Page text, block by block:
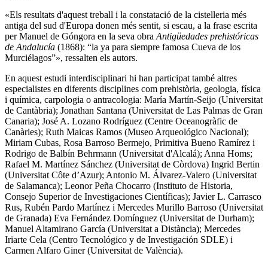
«Els resultats d'aquest treball i la constatació de la cistelleria més
antiga del sud d'Europa donen més sentit, si escau, a la frase escrita
per Manuel de Góngora en la seva obra Antigüedades prehistóricas
de Andalucía (1868): “la ya para siempre famosa Cueva de los
Murciélagos”», ressalten els autors.
En aquest estudi interdisciplinari hi han participat també altres
especialistes en diferents disciplines com prehistòria, geologia, física
i química, carpologia o antracologia: María Martín-Seijo (Universitat
de Cantàbria); Jonathan Santana (Universitat de Las Palmas de Gran
Canaria); José A. Lozano Rodríguez (Centre Oceanogràfic de
Canàries); Ruth Maicas Ramos (Museo Arqueológico Nacional);
Miriam Cubas, Rosa Barroso Bermejo, Primitiva Bueno Ramírez i
Rodrigo de Balbín Behrmann (Universitat d'Alcalá); Anna Homs;
Rafael M. Martínez Sánchez (Universitat de Còrdova) Ingrid Bertin
(Universitat Côte d’Azur); Antonio M. Álvarez-Valero (Universitat
de Salamanca); Leonor Peña Chocarro (Instituto de Historia,
Consejo Superior de Investigaciones Científicas); Javier L. Carrasco
Rus, Rubén Pardo Martínez i Mercedes Murillo Barroso (Universitat
de Granada) Eva Fernández Domínguez (Universitat de Durham);
Manuel Altamirano García (Universitat a Distància); Mercedes
Iriarte Cela (Centro Tecnológico y de Investigación SDLE) i
Carmen Alfaro Giner (Universitat de València).